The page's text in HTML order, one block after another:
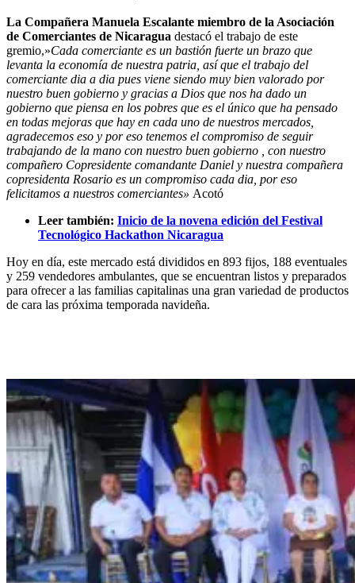
La Compañera Manuela Escalante miembro de la Asociación
de Comerciantes de Nicaragua destacó el trabajo de este
gremio,»Cada comerciante es un bastión fuerte un brazo que
levanta la economía de nuestra patria, así que el trabajo del
comerciante dia a dia pues viene siendo muy bien valorado por
nuestro buen gobierno y gracias a Dios que nos ha dado un
gobierno que piensa en los pobres que es el único que ha pensado
en todas mejoras que hay en cada uno de nuestros mercados,
agradecemos eso y por eso tenemos el compromiso de seguir
trabajando de la mano con nuestro buen gobierno , con nuestro
compañero Copresidente comandante Daniel y nuestra compañera
copresidenta Rosario es un compromiso cada dia, por eso
felicitamos a nuestros comerciantes» Acotó
Leer también: Inicio de la novena edición del Festival
Tecnológico Hackathon Nicaragua
Hoy en día, este mercado está divididos en 893 fijos, 188 eventuales
y 259 vendedores ambulantes, que se encuentran listos y preparados
para ofrecer a las familias capitalinas una gran variedad de productos
de cara las próxima temporada navideña.